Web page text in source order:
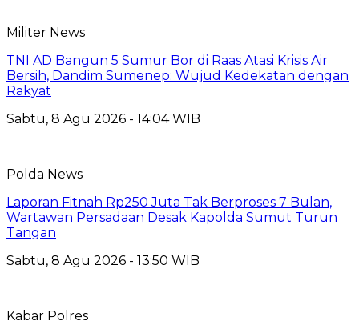
Militer News
TNI AD Bangun 5 Sumur Bor di Raas Atasi Krisis Air
Bersih, Dandim Sumenep: Wujud Kedekatan dengan
Rakyat
Sabtu, 8 Agu 2026 - 14:04 WIB
Polda News
Laporan Fitnah Rp250 Juta Tak Berproses 7 Bulan,
Wartawan Persadaan Desak Kapolda Sumut Turun
Tangan
Sabtu, 8 Agu 2026 - 13:50 WIB
Kabar Polres